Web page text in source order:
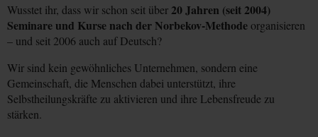
Wusstet ihr, dass wir schon seit über 20 Jahren (seit 2004)
Seminare und Kurse nach der Norbekov-Methodeorganisieren
– und seit 2006 auch auf Deutsch?
Wir sind kein gewöhnliches Unternehmen, sondern eine
Gemeinschaft, die Menschen dabei unterstützt, ihre
Selbstheilungskräfte zu aktivieren und ihre Lebensfreude zu
stärken.